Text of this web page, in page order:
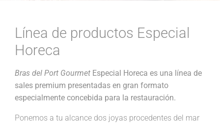
Línea de productos Especial
Horeca
Bras del Port Gourmet Especial Horeca es una línea de
sales premium presentadas en gran formato
especialmente concebida para la restauración.
Ponemos a tu alcance dos joyas procedentes del mar